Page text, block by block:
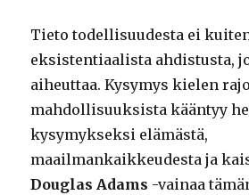
Tieto todellisuudesta ei
eksistentiaalista ahdistusta,
aiheuttaa. Kysymys kielen
mahdollisuuksista kääntyy
kysymykseksi elämästä,
maailmankaikkeudesta ja
Douglas Adams -vainaa